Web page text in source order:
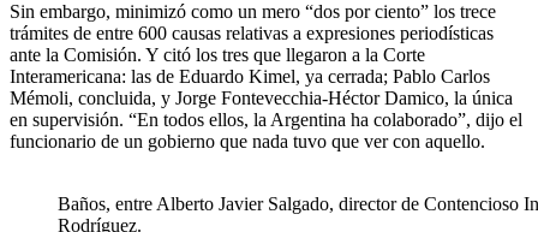
Sin embargo, minimizó como un mero “dos por ciento” los trece
trámites de entre 600 causas relativas a expresiones periodísticas
ante la Comisión. Y citó los tres que llegaron a la Corte
Interamericana: las de Eduardo Kimel, ya cerrada; Pablo Carlos
Mémoli, concluida, y Jorge Fontevecchia-Héctor Damico, la única
en supervisión. “En todos ellos, la Argentina ha colaborado”, dijo el
funcionario de un gobierno que nada tuvo que ver con aquello.
Baños, entre Alberto Javier Salgado, director de Contencioso
Rodríguez.